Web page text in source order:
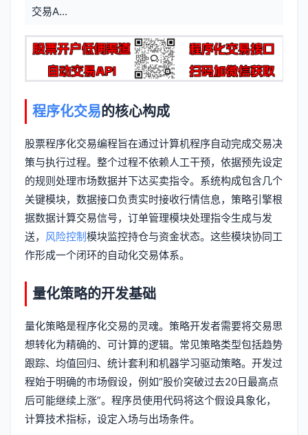
交易A...
程序化交易的核心构成
股票程序化交易编程旨在通过计算机程序自动完成交易决
策与执行过程。整个过程不依赖人工干预，依据预先设定
的规则处理市场数据并下达买卖指令。系统构成包含几个
关键模块，数据接口负责实时接收行情信息，策略引擎根
据数据计算交易信号，订单管理模块处理指令生成与发
送， 风险控制模块监控持仓与资金状态。这些模块协同工
作形成一个闭环的自动化交易体系。
量化策略的开发基础
量化策略是程序化交易的灵魂。策略开发者需要将交易思
想转化为精确的、可计算的逻辑。常见策略类型包括趋势
跟踪、均值回归、统计套利和机器学习驱动策略。开发过
程始于明确的市场假设，例如“股价突破过去20日最高点
后可能继续上涨”。程序员使用代码将这个假设具象化，
计算技术指标，设定入场与出场条件。